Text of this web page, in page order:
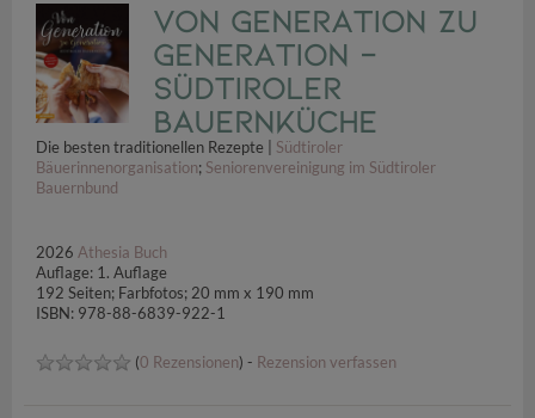
Von Generation zu
Generation -
Südtiroler
Bauernküche
Die besten traditionellen Rezepte | Südtiroler
Bäuerinnenorganisation; Seniorenvereinigung im Südtiroler
Bauernbund
2026 Athesia Buch
Auflage: 1. Auflage
192 Seiten; Farbfotos; 20 mm x 190 mm
ISBN: 978-88-6839-922-1
(0 Rezensionen) - Rezension verfassen